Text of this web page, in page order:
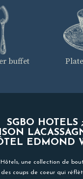
buffet
SGBO HOTELS ;
EDMOND
une collection de
des coups de coeur qui